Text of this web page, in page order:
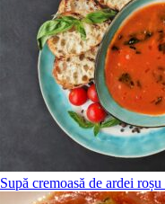
Supă cremoasă de ardei roșu